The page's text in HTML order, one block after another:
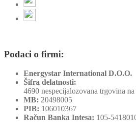
Podaci o firmi:
Energystar International D.O.O.
Šifra delatnosti:
4690 nespecijalozovana trgovina
MB: 20498005
PIB: 106010367
Račun Banka Intesa: 105-